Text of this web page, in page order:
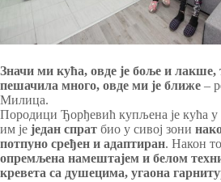
Значи ми кућа, овде је боље и лакше,
пешачила много, овде ми је ближе –
Милица.
Породици Ђорђевић купљена је кућа у
им је један спрат био у сивој зони
потпуно сређен и адаптиран. Након
опремљена намештајем и белом
кревета са душецима, угаона